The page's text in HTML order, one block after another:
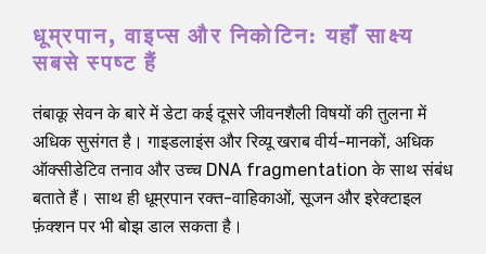
धूम्रपान, वाइप्स और निकोटिन: यहाँ साक्ष्य
सबसे स्पष्ट हैं
तंबाकू सेवन के बारे में डेटा कई दूसरे जीवनशैली विषयों की तुलना में
अधिक सुसंगत है। गाइडलाइंस और रिव्यू खराब वीर्य-मानकों, अधिक
ऑक्सीडेटिव तनाव और उच्च DNA fragmentation के साथ संबंध
बताते हैं। साथ ही धूम्रपान रक्त-वाहिकाओं, सूजन और इरेक्टाइल
फ़ंक्शन पर भी बोझ डाल सकता है।